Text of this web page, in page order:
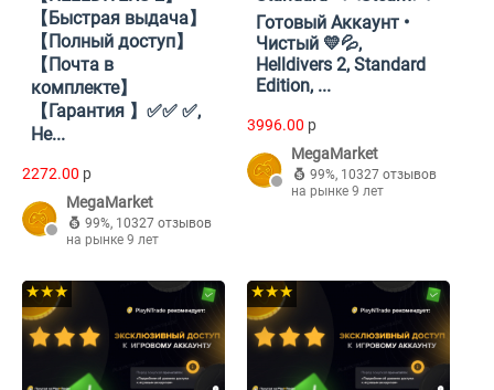
【Быстрая выдача】
【Полный доступ】
【Почта в
комплекте】
【Гарантия 】✅✅ ✅,
He...
2272.00 p
MegaMarket
99%, 10327 отзывов
на рынке 9 лет
Готовый Аккаунт •
Чистый 💛💦,
Helldivers 2, Standard
Edition, ...
3996.00 p
MegaMarket
99%, 10327 отзывов
на рынке 9 лет
★★★ ★★★